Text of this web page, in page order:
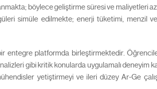
böylece geliştirme süresi ve maliyetleri
simüle edilmekte; enerji tüketimi, menzil
platformda birleştirmektedir.
gibi kritik konularda uygulamalı deneyim
yetiştirmeyi ve ileri düzey Ar-Ge